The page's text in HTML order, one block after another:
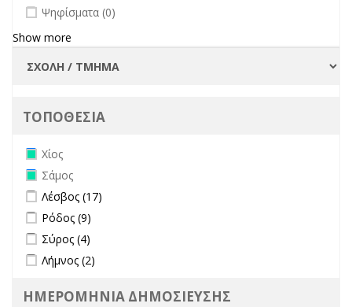
undefined
Ψηφίσματα (0)
Show more
ΤΟΠΟΘΕΣΙΑ
Remove Χίος filter
Χίος
Remove Σάμος filter
Σάμος
Apply Λέσβος filter
Λέσβος (17)
Apply Ρόδος filter
Ρόδος (9)
Apply Σύρος filter
Σύρος (4)
Apply Λήμνος filter
Λήμνος (2)
ΗΜΕΡΟΜΗΝΙΑ ΔΗΜΟΣΙΕΥΣΗΣ